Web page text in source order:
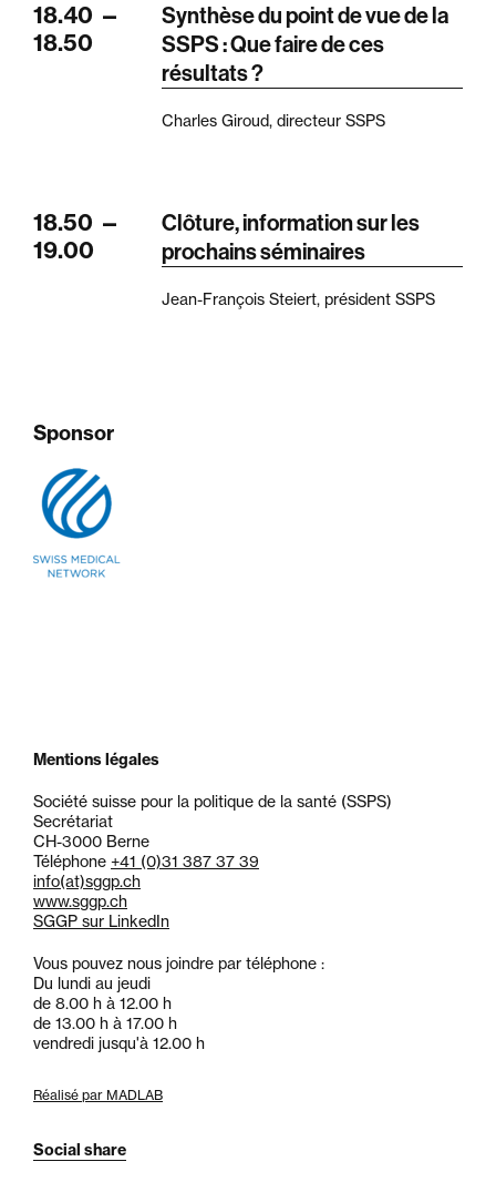
18.40 —
18.50
Synthèse du point de vue de la
SSPS : Que faire de ces
résultats ?
Charles Giroud, directeur SSPS
18.50 —
19.00
Clôture, information sur les
prochains séminaires
Jean-François Steiert, président SSPS
Sponsor
Mentions légales
Société suisse pour la politique de la santé (SSPS)
Secrétariat
CH-3000 Berne
Téléphone +41 (0)31 387 37 39
info(at)sggp.ch
www.sggp.ch
SGGP sur LinkedIn
Vous pouvez nous joindre par téléphone :
Du lundi au jeudi
de 8.00 h à 12.00 h
de 13.00 h à 17.00 h
vendredi jusqu'à 12.00 h
Réalisé par MADLAB
Social share